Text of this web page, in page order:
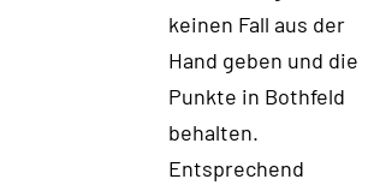
keinen Fall aus der
Hand geben und die
Punkte in Bothfeld
behalten.
Entsprechend